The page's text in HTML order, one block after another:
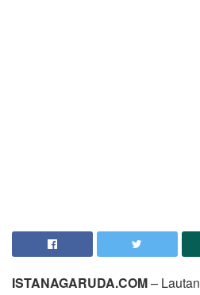
ISTANAGARUDA.COM–